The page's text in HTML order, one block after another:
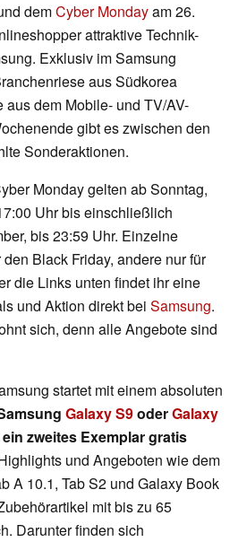
demCyber Mondayam 26.
attraktive Technik-
Exklusiv im Samsung
aus Südkorea
dem Mobile- und TV/AV-
gibt es zwischen den
Sonderaktionen.
Monday gelten ab Sonntag,
Uhr bis einschließlich
bis 23:59 Uhr. Einzelne
Black Friday, andere nur für
die Links unten findet ihr eine
und Aktion direkt bei Samsung.
sich, denn alle Angebote sind
startet mit einem absoluten
Galaxy S9oderGalaxy
zweites Exemplar gratis
und Angeboten wie dem
A 10.1, Tab S2 und Galaxy Book
mit bis zu 65
Darunter finden sich